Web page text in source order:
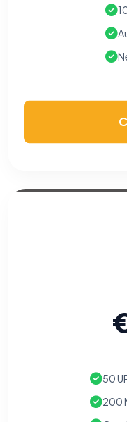
50
200